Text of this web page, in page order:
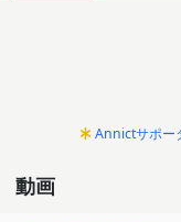
Annictサポー
動画